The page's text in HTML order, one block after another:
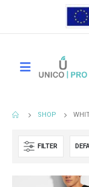
SHOP
FILTER